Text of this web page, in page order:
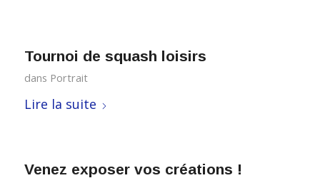
Tournoi de squash loisirs
dans Portrait
Lire la suite
Venez exposer vos créations !